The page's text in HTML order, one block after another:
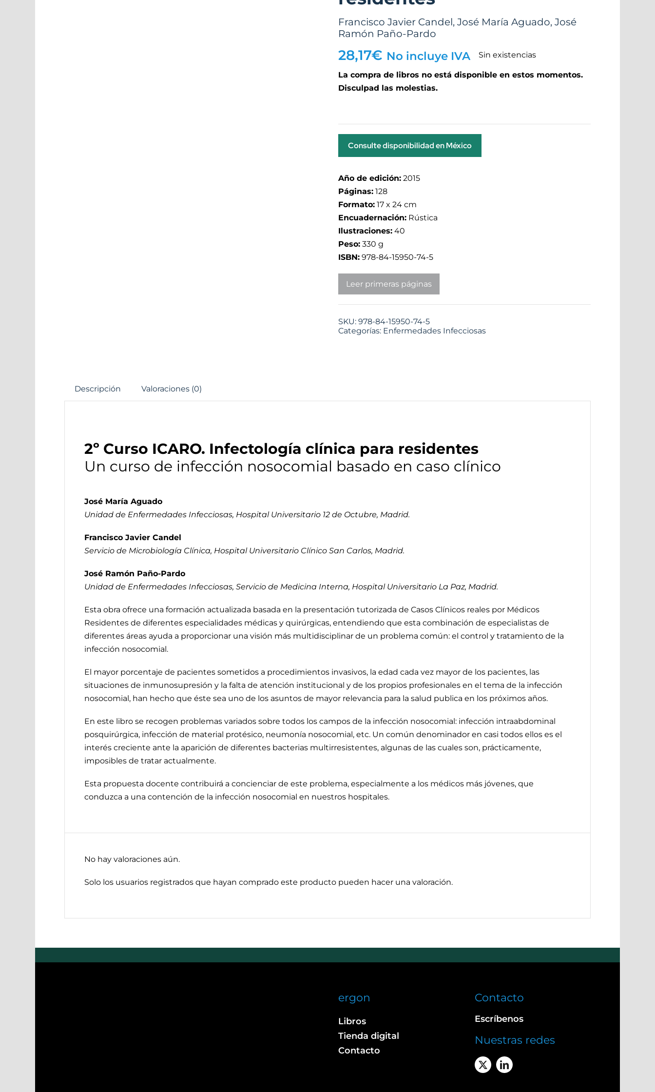
Francisco Javier Candel, José María Aguado, José
Ramón Paño-Pardo
28,17€ No incluye IVA Sin existencias
La compra de libros no está disponible en estos momentos.
Disculpad las molestias.
Consulte disponibilidad en México
Año de edición:2015
Páginas:128
Formato:17 x 24 cm
Encuadernación:Rústica
Ilustraciones:40
Peso:330 g
ISBN:978-84-15950-74-5
Leer primeras páginas
SKU: 978-84-15950-74-5
Categorías: Enfermedades Infecciosas
Descripción Valoraciones (0)
2º Curso ICARO. Infectología clínica para residentes
Un curso de infección nosocomial basado en caso clínico
José María Aguado
Unidad de Enfermedades Infecciosas, Hospital Universitario 12 de Octubre, Madrid.
Francisco Javier Candel
Servicio de Microbiología Clínica, Hospital Universitario Clínico San Carlos, Madrid.
José Ramón Paño-Pardo
Unidad de Enfermedades Infecciosas, Servicio de Medicina Interna, Hospital Universitario La Paz, Madrid.
Esta obra ofrece una formación actualizada basada en la presentación tutorizada de Casos Clínicos reales por Médicos
Residentes de diferentes especialidades médicas y quirúrgicas, entendiendo que esta combinación de especialistas de
diferentes áreas ayuda a proporcionar una visión más multidisciplinar de un problema común: el control y tratamiento de la
infección nosocomial.
El mayor porcentaje de pacientes sometidos a procedimientos invasivos, la edad cada vez mayor de los pacientes, las
situaciones de inmunosupresión y la falta de atención institucional y de los propios profesionales en el tema de la infección
nosocomial, han hecho que éste sea uno de los asuntos de mayor relevancia para la salud publica en los próximos años.
En este libro se recogen problemas variados sobre todos los campos de la infección nosocomial: infección intraabdominal
posquirúrgica, infección de material protésico, neumonía nosocomial, etc. Un común denominador en casi todos ellos es el
interés creciente ante la aparición de diferentes bacterias multirresistentes, algunas de las cuales son, prácticamente,
imposibles de tratar actualmente.
Esta propuesta docente contribuirá a concienciar de este problema, especialmente a los médicos más jóvenes, que
conduzca a una contención de la infección nosocomial en nuestros hospitales.
No hay valoraciones aún.
Solo los usuarios registrados que hayan comprado este producto pueden hacer una valoración.
ergon
Libros
Tienda digital
Contacto
Contacto
Escríbenos
Nuestras redes